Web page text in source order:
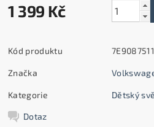
1 399 Kč
Kód produktu 7E9087511
Značka
Kategorie Dětský
Dotaz